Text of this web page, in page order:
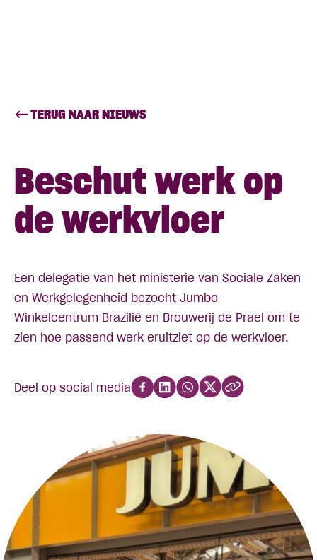
TERUG NAAR NIEUWS
Beschut werk op
de werkvloer
Een delegatie van het ministerie van Sociale Zaken
en Werkgelegenheid bezocht Jumbo
Winkelcentrum Brazilië en Brouwerij de Prael om te
zien hoe passend werk eruitziet op de werkvloer.
Deel op social media